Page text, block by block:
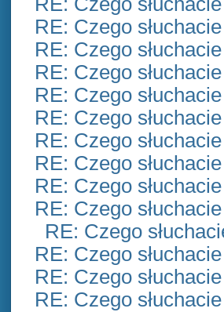
RE: Czego
RE: Czego
RE: Czego
RE: Czego
RE: Czego
RE: Czego
RE: Czego
RE: Czego
RE: Czego
RE: Czego
RE: Czego
RE: Czego
RE: Czego